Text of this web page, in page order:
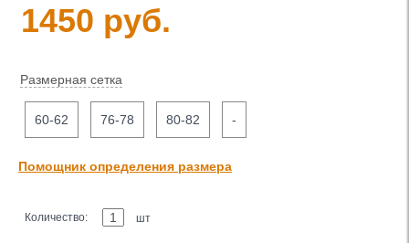
1450 руб.
Размерная сетка
60-62 76-78 80-82 -
Помощник определения размера
Количество: шт